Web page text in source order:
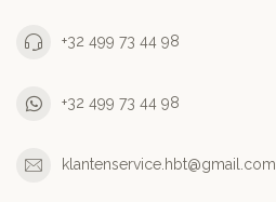
+32 499 73 44 98
+32 499 73 44 98
klantenservice.hbt@gmail.com